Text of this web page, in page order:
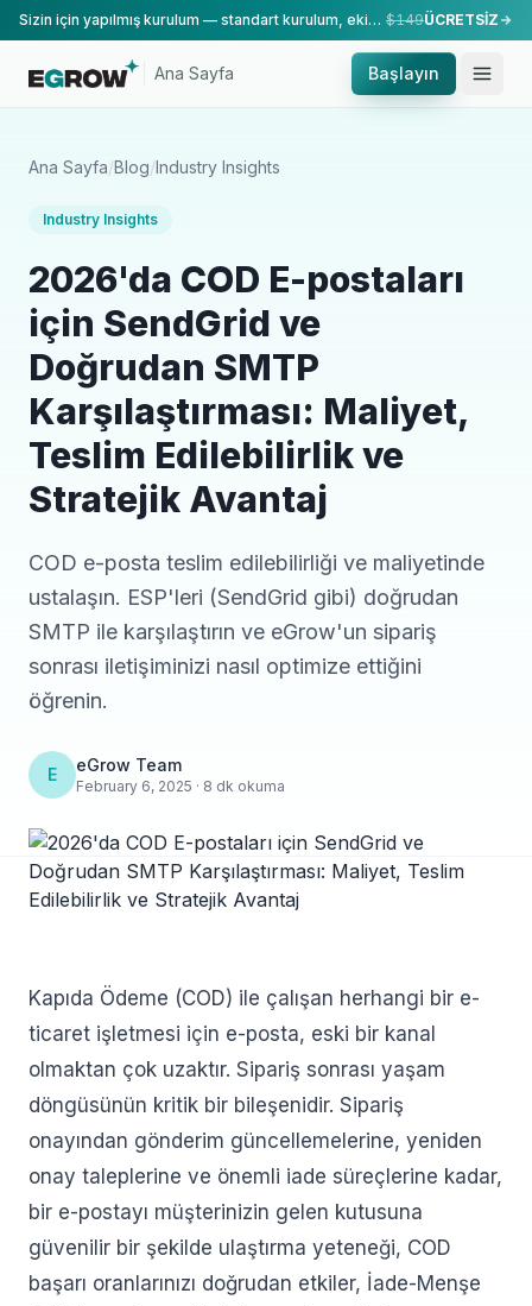
Sizin için yapılmış kurulum — standart kurulum, ekibimiz tarafından yapılır. $149ÜCRETSİZ
Ana Sayfa Başlayın
Ana Sayfa/Blog/Industry Insights
Industry Insights
2026'da COD E-postaları
için SendGrid ve
Doğrudan SMTP
Karşılaştırması: Maliyet,
Teslim Edilebilirlik ve
Stratejik Avantaj
COD e-posta teslim edilebilirliği ve maliyetinde
ustalaşın. ESP'leri (SendGrid gibi) doğrudan
SMTP ile karşılaştırın ve eGrow'un sipariş
sonrası iletişiminizi nasıl optimize ettiğini
öğrenin.
E eGrow Team
February 6, 2025 · 8 dk okuma
Kapıda Ödeme (COD) ile çalışan herhangi bir e-
ticaret işletmesi için e-posta, eski bir kanal
olmaktan çok uzaktır. Sipariş sonrası yaşam
döngüsünün kritik bir bileşenidir. Sipariş
onayından gönderim güncellemelerine, yeniden
onay taleplerine ve önemli iade süreçlerine kadar,
bir e-postayı müşterinizin gelen kutusuna
güvenilir bir şekilde ulaştırma yeteneği, COD
başarı oranlarınızı doğrudan etkiler, İade-Menşe